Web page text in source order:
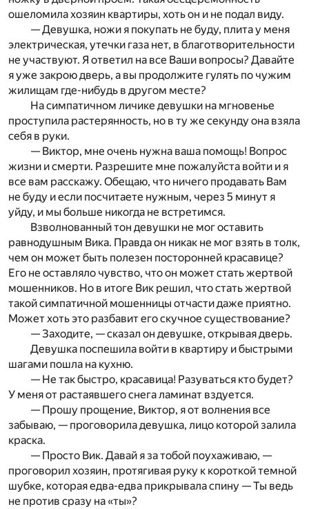
ошеломила хозяин квартиры, хоть он и не подал виду.
— Девушка, ножи я покупать не буду, плита у меня
электрическая, утечки газа нет, в благотворительности
не участвуют. Я ответил на все Ваши вопросы? Давайте
я уже закрою дверь, а вы продолжите гулять по чужим
жилищам где-нибудь в другом месте?
На симпатичном личике девушки на мгновенье
проступила растерянность, но в ту же секунду она взяла
себя в руки.
— Виктор, мне очень нужна ваша помощь! Вопрос
жизни и смерти. Разрешите мне пожалуйста войти и я
все вам расскажу. Обещаю, что ничего продавать Вам
не буду и если посчитаете нужным, через 5 минут я
уйду, и мы больше никогда не встретимся.
Взволнованный тон девушки не мог оставить
равнодушным Вика. Правда он никак не мог взять в толк,
чем он может быть полезен посторонней красавице?
Его не оставляло чувство, что он может стать жертвой
мошенников. Но в итоге Вик решил, что стать жертвой
такой симпатичной мошенницы отчасти даже приятно.
Может хоть это разбавит его скучное существование?
— Заходите, — сказал он девушке, открывая дверь.
Девушка поспешила войти в квартиру и быстрыми
шагами пошла на кухню.
— Не так быстро, красавица! Разуваться кто будет?
У меня от растаявшего снега ламинат вздуется.
— Прошу прощение, Виктор, я от волнения все
забываю, — проговорила девушка, лицо которой залила
краска.
— Просто Вик. Давай я за тобой поухаживаю, —
проговорил хозяин, протягивая руку к короткой темной
шубке, которая едва-едва прикрывала спину — Ты ведь
не против сразу на «ты»?